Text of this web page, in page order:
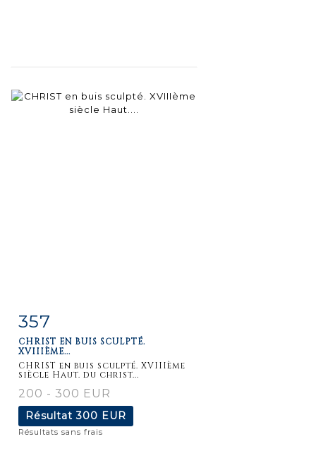
Fiche
détaillée
357
CHRIST EN BUIS SCULPTÉ.
XVIIIÈME...
CHRIST en buis sculpté. XVIIIème
siècle Haut. du christ...
200 - 300 EUR
Résultat300 EUR
Résultats sans frais